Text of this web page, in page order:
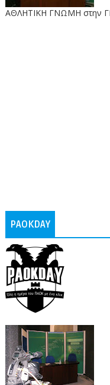
ΑΘΛΗΤΙΚΗ ΓΝΩΜΗ στην
PAOKDAY